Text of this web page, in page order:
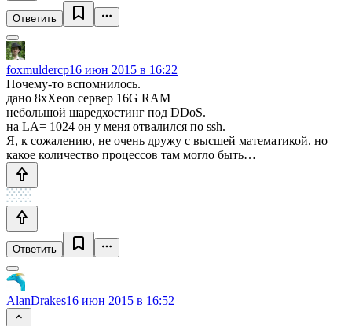
Ответить
foxmuldercp16 июн 2015 в 16:22
Почему-то вспомнилось.
дано 8xXeon сервер 16G RAM
небольшой шаредхостинг под DDoS.
на LA= 1024 он у меня отвалился по ssh.
Я, к сожалению, не очень дружу с высшей математикой. но
какое количество процессов там могло быть…
Ответить
AlanDrakes16 июн 2015 в 16:52